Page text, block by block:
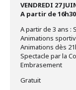
VENDREDI 27
A partir de
A partir de 3 ans :
Animations
Animations dès
Spectacle par la
Embrasement
Gratuit